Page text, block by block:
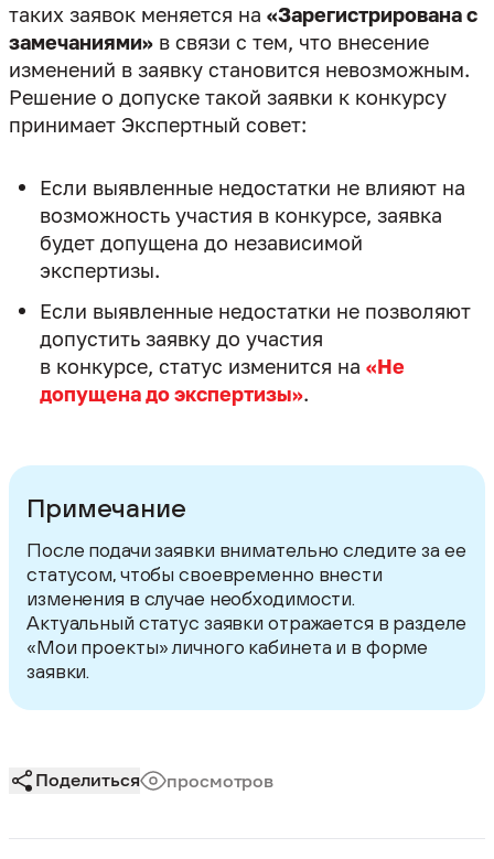
таких заявок меняется на «Зарегистрирована с
замечаниями» в связи с тем, что внесение
изменений в заявку становится невозможным.
Решение о допуске такой заявки к конкурсу
Если выявленные недостатки не влияют на
возможность участия в конкурсе, заявка
будет допущена до независимой
экспертизы.
Если выявленные недостатки не позволяют
допустить заявку до участия
в конкурсе, статус изменится на «Не
допущена до экспертизы».
Примечание
После подачи заявки внимательно следите за ее
статусом, чтобы своевременно внести
изменения в случае необходимости.
Актуальный статус заявки отражается в разделе
«Мои проекты» личного кабинета и в форме
заявки.
Поделиться просмотров